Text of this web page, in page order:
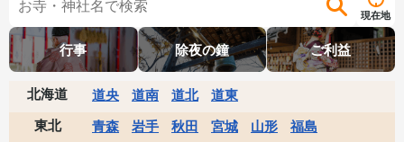
現在地
行事 除夜の鐘 ご利益
北海道 道央 道南 道北
道東
東北
青森 岩手 秋田 宮城 山形
福島